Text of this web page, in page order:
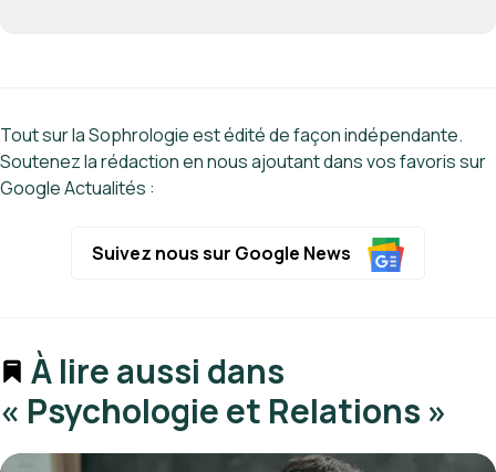
Tout sur la Sophrologie est édité de façon indépendante.
Soutenez la rédaction en nous ajoutant dans vos favoris sur
Google Actualités :
Suivez nous sur Google News
À lire aussi dans
« Psychologie et Relations »